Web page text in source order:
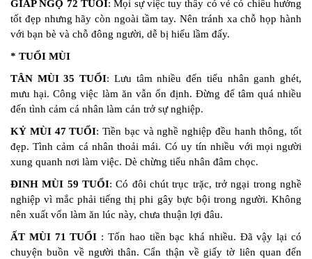
GIÁP NGỌ 72 TUỔI: Mọi sự việc tuy thấy có vẻ có chiều hướng
tốt đẹp nhưng hãy còn ngoài tầm tay. Nên tránh xa chỗ họp hành
với bạn bè và chỗ đông người, dễ bị hiểu lầm đấy.
* TUỔI MÙI
TÂN MÙI 35 TUỔI: Lưu tâm nhiều đến tiểu nhân ganh ghét,
mưu hại. Công việc làm ăn vẫn ổn định. Đừng để tâm quá nhiều
đến tình cảm cá nhân làm cản trở sự nghiệp.
KỶ MÙI 47 TUỔI: Tiền bạc và nghề nghiệp đều hanh thông, tốt
đẹp. Tình cảm cá nhân thoải mái. Có uy tín nhiều với mọi người
xung quanh nơi làm việc. Dè chừng tiểu nhân đâm chọc.
ĐINH MÙI 59 TUỔI: Có đôi chút trục trặc, trở ngại trong nghề
nghiệp vì mắc phải tiếng thị phi gây bực bội trong người. Không
nên xuất vốn làm ăn lúc này, chưa thuận lợi đâu.
ẤT MÙI 71 TUỔI : Tốn hao tiền bạc khá nhiều. Đã vậy lại có
chuyện buồn về người thân. Cẩn thận về giấy tờ liên quan đến